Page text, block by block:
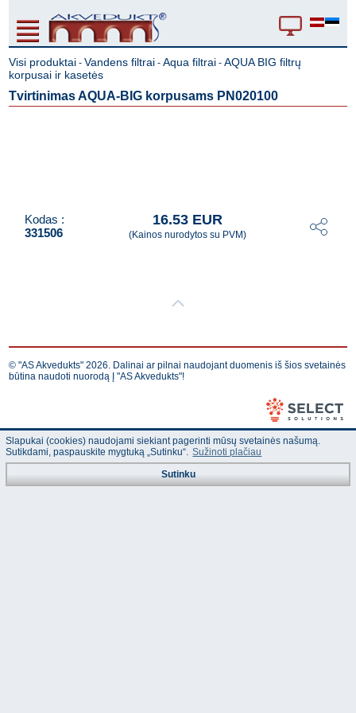
Visi produktai -Vandens filtrai -Aqua filtrai -AQUA BIG filtrų
korpusai ir kasetės
Tvirtinimas AQUA-BIG korpusams PN020100
Kodas :
331506
16.53 EUR
(Kainos nurodytos su PVM)
© "AS Akvedukts" 2026. Dalinai ar pilnai naudojant duomenis iš šios svetainės
būtina naudoti nuorodą Į "AS Akvedukts"!
Slapukai (cookies) naudojami siekiant pagerinti mūsų svetainės našumą.
Sutikdami, paspauskite mygtuką „Sutinku“. Sužinoti plačiau
Sutinku